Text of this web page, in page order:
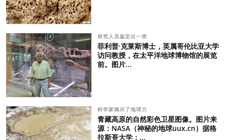
研究人员鉴定出一类
菲利普·克莱斯博士，英属哥伦比亚大学
访问教授，在太平洋地球博物馆的展览
前。图片...
科学家揭示了地球力
青藏高原的自然彩色卫星图像。图片来
源：NASA（神秘的地球uux.cn）据格
拉斯哥大学：...